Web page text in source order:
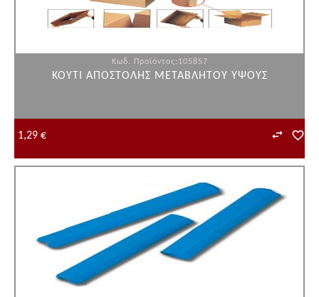
Κωδ. Προϊόντος:105857
ΚΟΥΤΙ ΑΠΟΣΤΟΛΗΣ ΜΕΤΑΒΛΗΤΟΥ ΥΨΟΥΣ
1,29 €